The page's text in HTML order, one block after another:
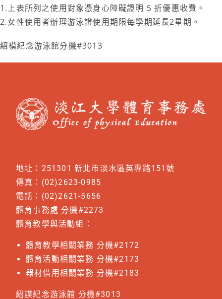
1.上表所列之使用對象憑身心障礙證明 5 折優惠收費。
2.女性使用者辦理游泳證使用期限每學期延長2星期。
紹模紀念游泳館分機#3013
地址：251301 新北市淡水區英專路151號
傳真：(02)2623-0985
電話：(02)2621-5656
體育事務處 分機#2273
體育教學與活動組：
體育教學相關業務 分機#2172
體育活動相關業務 分機#2173
器材借用相關業務 分機#2183
紹謨紀念游泳館 分機#3013